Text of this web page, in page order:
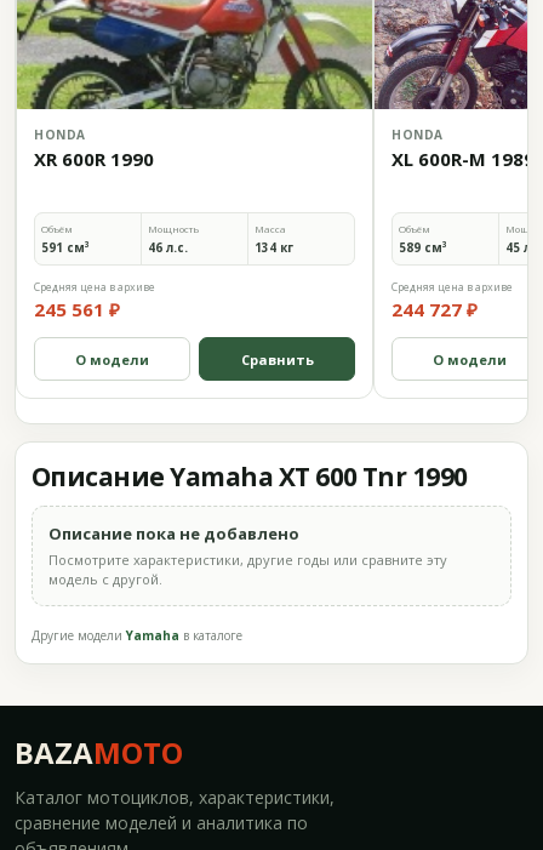
HONDA
XR 600R 1990
Объём
591 см³
Мощность
46 л.с.
Масса
134 кг
Средняя цена в архиве
245 561 ₽
О модели Сравнить
HONDA
XL 600R-M 1989
Объём
589 см³ 45
Средняя цена в архиве
244 727 ₽
О модели
Описание Yamaha XT 600 Tnr 1990
Описание пока не добавлено
Посмотрите характеристики, другие годы или сравните эту
модель с другой.
Другие моделиYamaha в каталоге
BAZAMOTO
Каталог мотоциклов, характеристики,
сравнение моделей и аналитика по